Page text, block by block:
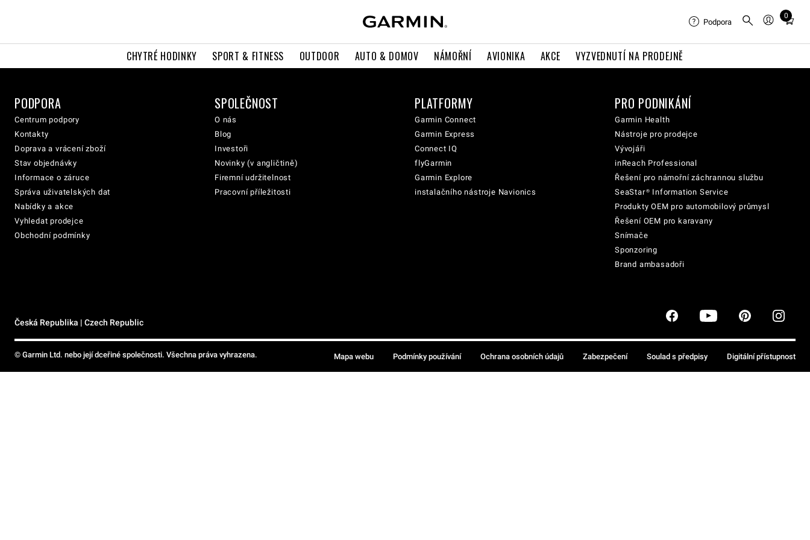
CHYTRÉ HODINKY SPORT & FITNESS OUTDOOR AUTO & DOMOV NÁMOŘNÍ AVIONIKA AKCE VYZVEDNUTÍ NA PRODEJNĚ
Podpora
0
Total
cart:
PODPORA
Centrum podpory
Kontakty
Doprava a vrácení zboží
Stav objednávky
Informace o záruce
Správa uživatelských dat
Nabídky a akce
Vyhledat prodejce
Obchodní podmínky
SPOLEČNOST
O nás
Blog
Investoři
Novinky (v angličtině)
Firemní udržitelnost
Pracovní příležitosti
PLATFORMY
Garmin Connect
Garmin Express
Connect IQ
flyGarmin
Garmin Explore
instalačního nástroje Navionics
PRO PODNIKÁNÍ
Garmin Health
Nástroje pro prodejce
Vývojáři
inReach Professional
Řešení pro námořní záchrannou službu
SeaStar® Information Service
Produkty OEM pro automobilový průmysl
Řešení OEM pro karavany
Snímače
Sponzoring
Brand ambasadoři
Česká Republika | Czech Republic
© Garmin Ltd. nebo její dceřiné společnosti. Všechna práva vyhrazena. Mapa webu Podmínky používání Ochrana osobních údajů Zabezpečení Soulad s předpisy Digitální přístupnost